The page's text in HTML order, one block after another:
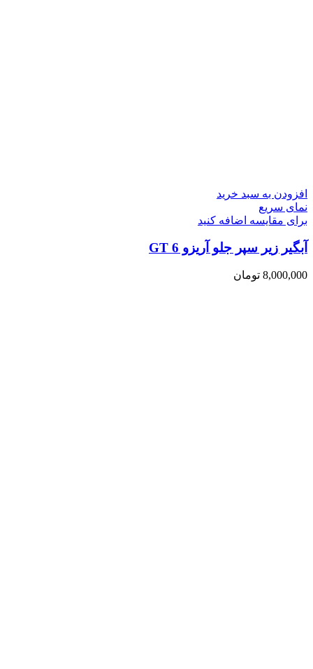
افزودن به سبد خرید
نمای سریع
برای مقایسه اضافه کنید
آبگیر زیر سپر جلو آریزو 6 GT
8,000,000 تومان